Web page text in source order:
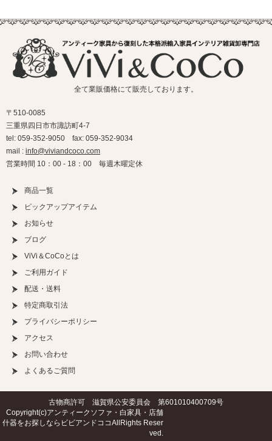
全て業販価格にて販売しております。
〒510-0085
三重県四日市市諏訪町4-7
tel: 059-352-9050 fax: 059-352-9034
mail : info@viviandcoco.com
営業時間 10：00 - 18：00 毎週木曜定休
商品一覧
ピックアップアイテム
お知らせ
ブログ
ViVi＆CoCoとは
ご利用ガイド
配送・送料
特定商取引法
プライバシーポリシー
アクセス
お問い合わせ
よくあるご質問
古物商許可 滋賀県公安委員会 第601010400709号
Copyright(c)アンティークソファ・白家具・店舗
什器をお探しならビビアンドココAllRights Reser
ved.